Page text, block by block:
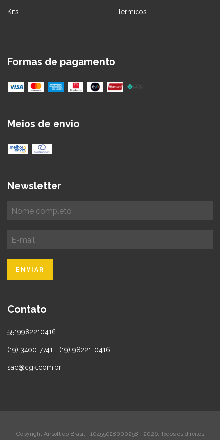
Kits Térmicos
Formas de pagamento
Meios de envio
Newsletter
Contato
5519982210416
(19) 3400-7741 - (19) 98221-0416
sac@qgk.com.br
Copyright Airsoft do Brasil - 10455028000258 - 2026. Todos os direitos